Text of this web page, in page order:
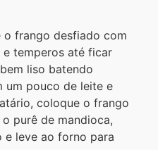
o frango desfiado com
temperos até ficar
liso batendo
um pouco de leite e
coloque o frango
purê de mandioca,
e leve ao forno para